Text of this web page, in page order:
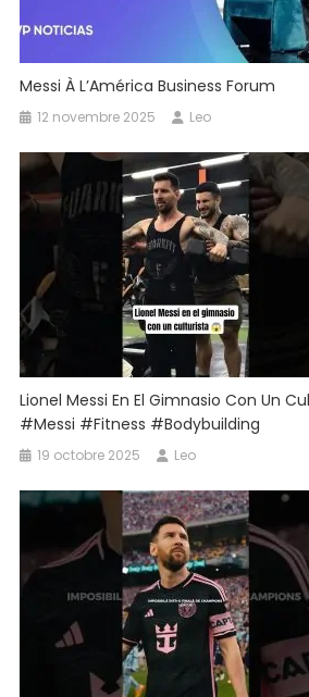
Messi À L’América Business Forum
12 novembre 2025 Leo
Lionel Messi En El Gimnasio Con Un
#messi #fitness #bodybuilding
19 octobre 2025 Leo